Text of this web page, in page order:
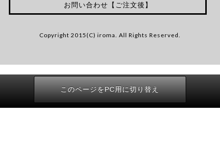
お問い合わせ【ご注文後】
Copyright 2015(C) iroma. All Rights Reserved.
このページをPC用に切り替え